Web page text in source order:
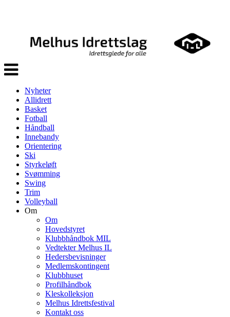
Veksle
navigasjon
Nyheter
Allidrett
Basket
Fotball
Håndball
Innebandy
Orientering
Ski
Styrkeløft
Svømming
Swing
Trim
Volleyball
Om
Om
Hovedstyret
Klubbhåndbok MIL
Vedtekter Melhus IL
Hedersbevisninger
Medlemskontingent
Klubbhuset
Profilhåndbok
Kleskolleksjon
Melhus Idrettsfestival
Kontakt oss